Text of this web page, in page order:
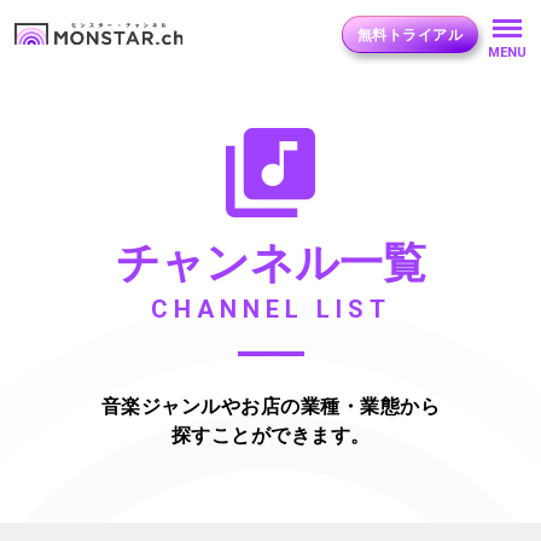
無料トライアル
MENU
チャンネル一覧
CHANNEL LIST
音楽ジャンルやお店の業種・業態から
探すことができます。